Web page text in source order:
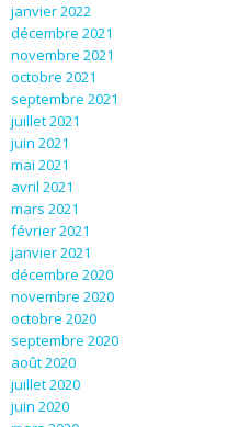
janvier 2022
décembre 2021
novembre 2021
octobre 2021
septembre 2021
juillet 2021
juin 2021
mai 2021
avril 2021
mars 2021
février 2021
janvier 2021
décembre 2020
novembre 2020
octobre 2020
septembre 2020
août 2020
juillet 2020
juin 2020